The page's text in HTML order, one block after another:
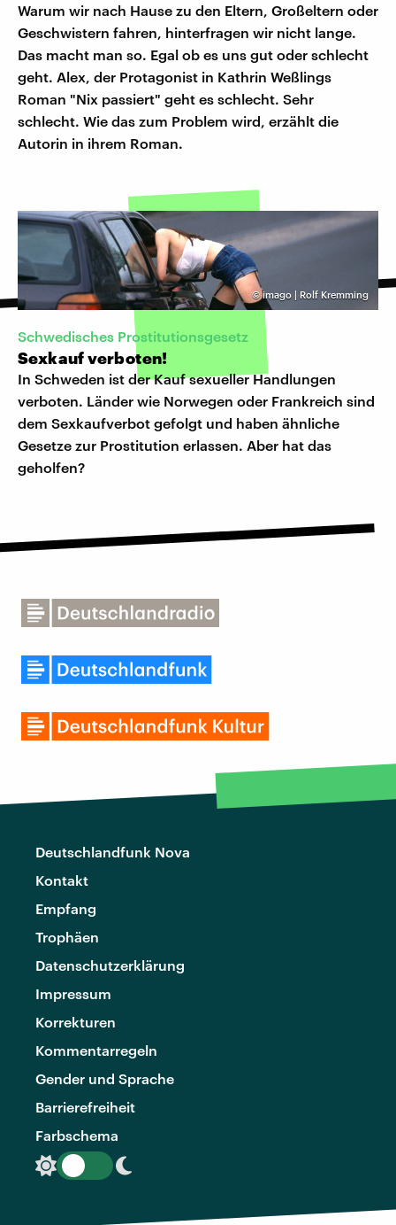
Warum wir nach Hause zu den Eltern, Großeltern oder
Geschwistern fahren, hinterfragen wir nicht lange.
Das macht man so. Egal ob es uns gut oder schlecht
geht. Alex, der Protagonist in Kathrin Weßlings
Roman "Nix passiert" geht es schlecht. Sehr
schlecht. Wie das zum Problem wird, erzählt die
Autorin in ihrem Roman.
©imago | Rolf Kremming
Schwedisches Prostitutionsgesetz
Sexkauf verboten!
In Schweden ist der Kauf sexueller Handlungen
verboten. Länder wie Norwegen oder Frankreich sind
dem Sexkaufverbot gefolgt und haben ähnliche
Gesetze zur Prostitution erlassen. Aber hat das
geholfen?
Deutschlandfunk Nova
Kontakt
Empfang
Trophäen
Datenschutzerklärung
Impressum
Korrekturen
Kommentarregeln
Gender und Sprache
Barrierefreiheit
Farbschema